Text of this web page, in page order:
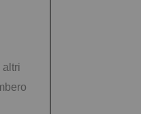
altri